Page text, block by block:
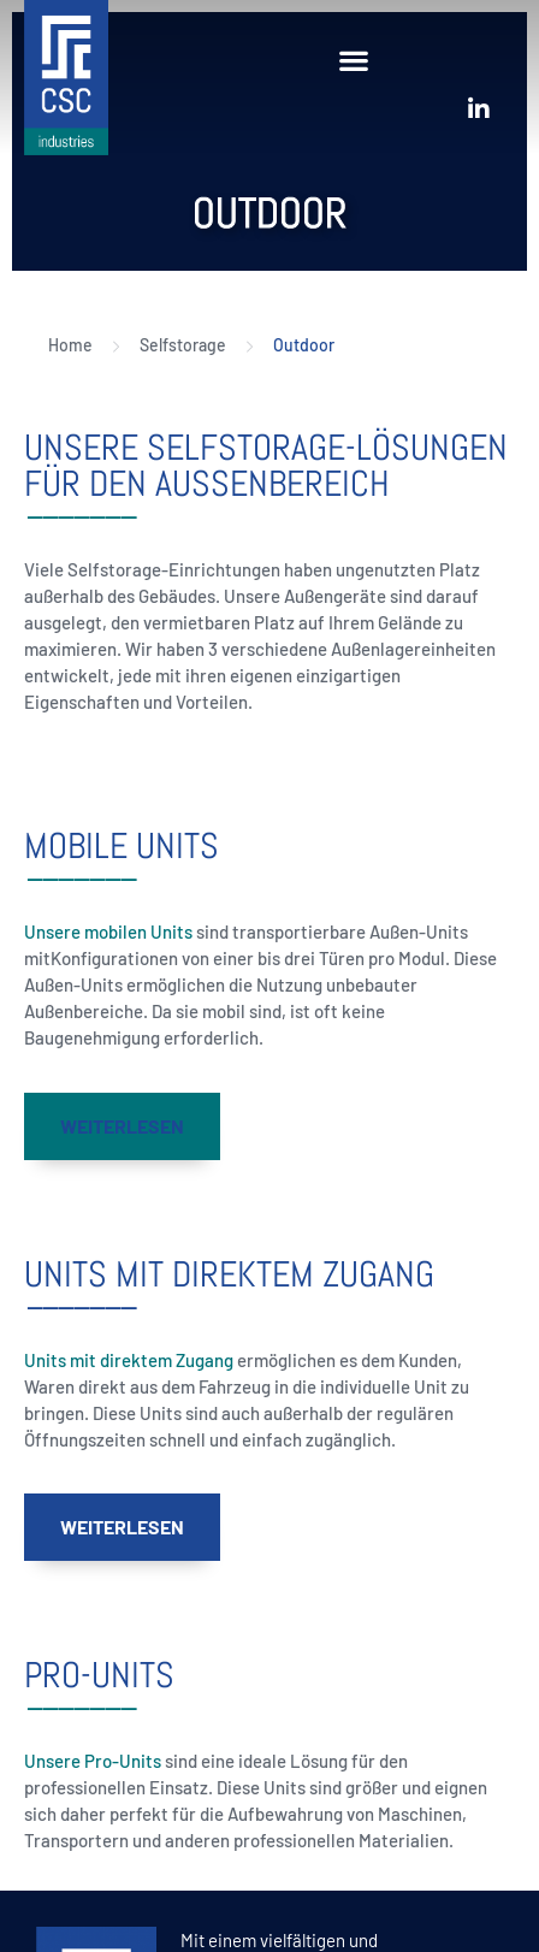
OUTDOOR
Home Selfstorage Outdoor
UNSERE SELFSTORAGE-LÖSUNGEN
FÜR DEN AUSSENBEREICH
Viele Selfstorage-Einrichtungen haben ungenutzten Platz
außerhalb des Gebäudes. Unsere Außengeräte sind darauf
ausgelegt, den vermietbaren Platz auf Ihrem Gelände zu
maximieren. Wir haben 3 verschiedene Außenlagereinheiten
entwickelt, jede mit ihren eigenen einzigartigen
Eigenschaften und Vorteilen.
MOBILE UNITS
Unsere mobilen Unitssind transportierbare Außen-Units
mitKonfigurationen von einer bis drei Türen pro Modul. Diese
Außen-Units ermöglichen die Nutzung unbebauter
Außenbereiche. Da sie mobil sind, ist oft keine
Baugenehmigung erforderlich.
WEITERLESEN
UNITS MIT DIREKTEM ZUGANG
Units mit direktem Zugang ermöglichen es dem Kunden,
Waren direkt aus dem Fahrzeug in die individuelle Unit zu
bringen. Diese Units sind auch außerhalb der regulären
Öffnungszeiten schnell und einfach zugänglich.
WEITERLESEN
PRO-UNITS
Unsere Pro-Unitssind eine ideale Lösung für den
professionellen Einsatz. Diese Units sind größer und eignen
sich daher perfekt für die Aufbewahrung von Maschinen,
Transportern und anderen professionellen Materialien.
WEITERLESEN Mit einem vielfältigen und